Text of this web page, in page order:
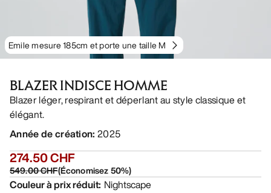
Emile mesure 185cm et porte une taille M
BLAZER INDISCE HOMME
Blazer léger, respirant et déperlant au style classique et
élégant.
Année de création: 2025
274.50 CHF
549.00 CHF(Économisez50%)
Couleur à prix réduit: Nightscape